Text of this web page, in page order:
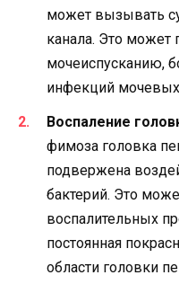
может вызывать
канала. Это может
мочеиспусканию,
инфекций мочевых
Воспаление
фимоза головка
подвержена
бактерий. Это
воспалительных
постоянная
области головки